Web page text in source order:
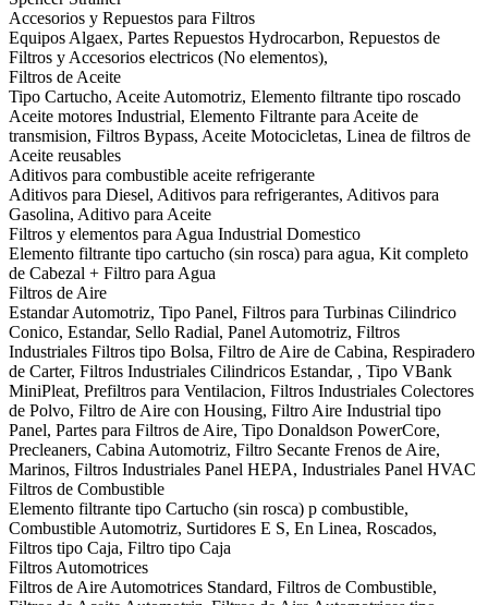
Accesorios y Repuestos para Filtros
Equipos Algaex, Partes Repuestos Hydrocarbon, Repuestos de
Filtros y Accesorios electricos (No elementos),
Filtros de Aceite
Tipo Cartucho, Aceite Automotriz, Elemento filtrante tipo roscado
Aceite motores Industrial, Elemento Filtrante para Aceite de
transmision, Filtros Bypass, Aceite Motocicletas, Linea de filtros de
Aceite reusables
Aditivos para combustible aceite refrigerante
Aditivos para Diesel, Aditivos para refrigerantes, Aditivos para
Gasolina, Aditivo para Aceite
Filtros y elementos para Agua Industrial Domestico
Elemento filtrante tipo cartucho (sin rosca) para agua, Kit completo
de Cabezal + Filtro para Agua
Filtros de Aire
Estandar Automotriz, Tipo Panel, Filtros para Turbinas Cilindrico
Conico, Estandar, Sello Radial, Panel Automotriz, Filtros
Industriales Filtros tipo Bolsa, Filtro de Aire de Cabina, Respiradero
de Carter, Filtros Industriales Cilindricos Estandar, , Tipo VBank
MiniPleat, Prefiltros para Ventilacion, Filtros Industriales Colectores
de Polvo, Filtro de Aire con Housing, Filtro Aire Industrial tipo
Panel, Partes para Filtros de Aire, Tipo Donaldson PowerCore,
Precleaners, Cabina Automotriz, Filtro Secante Frenos de Aire,
Marinos, Filtros Industriales Panel HEPA, Industriales Panel HVAC
Filtros de Combustible
Elemento filtrante tipo Cartucho (sin rosca) p combustible,
Combustible Automotriz, Surtidores E S, En Linea, Roscados,
Filtros tipo Caja, Filtro tipo Caja
Filtros Automotrices
Filtros de Aire Automotrices Standard, Filtros de Combustible,